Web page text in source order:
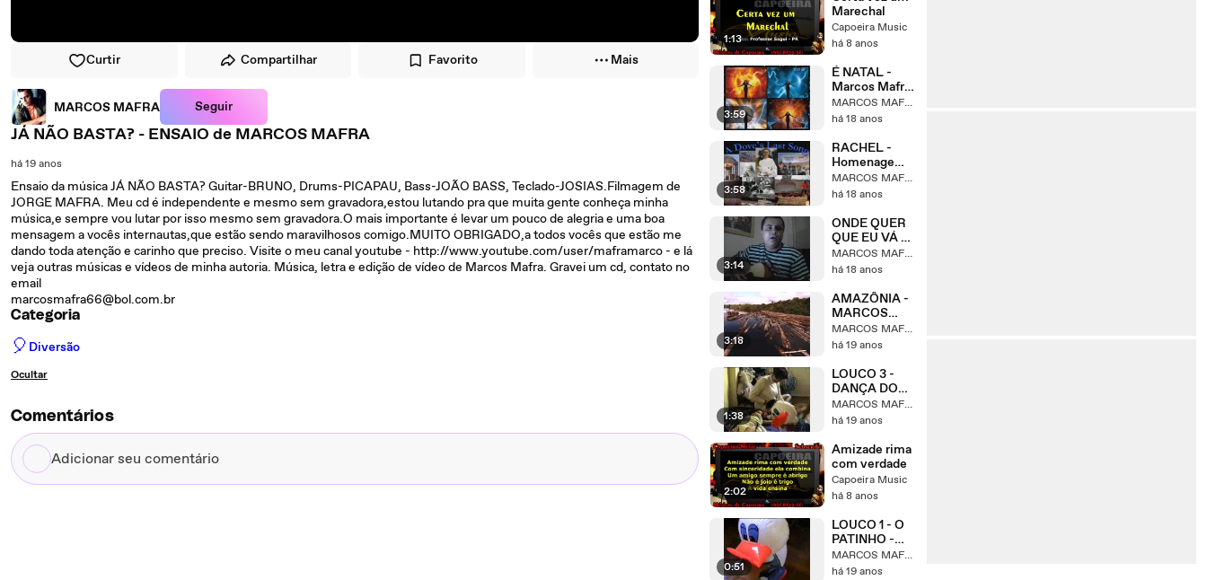
Curtir Compartilhar Favorito Mais
MARCOS MAFRA Seguir
JÁ NÃO BASTA? - ENSAIO de MARCOS MAFRA
há 19 anos
Ensaio da música JÁ NÃO BASTA? Guitar-BRUNO, Drums-PICAPAU, Bass-JOÃO BASS, Teclado-JOSIAS.Filmagem de
JORGE MAFRA. Meu cd é independente e mesmo sem gravadora,estou lutando pra que muita gente conheça minha
música,e sempre vou lutar por isso mesmo sem gravadora.O mais importante é levar um pouco de alegria e uma boa
mensagem a vocês internautas,que estão sendo maravilhosos comigo.MUITO OBRIGADO,a todos vocês que estão me
dando toda atenção e carinho que preciso. Visite o meu canal youtube - http://www.youtube.com/user/maframarco - e lá
veja outras músicas e vídeos de minha autoria. Música, letra e edição de vídeo de Marcos Mafra. Gravei um cd, contato no
email
marcosmafra66@bol.com.br
Categoria
🎈 Diversão
Ocultar
Comentários
Adicionar
seu
1:13
Marechal
Capoeira Music
há 8 anos
3:59
É NATAL -
Marcos Mafra
- 2008
MARCOS MAFRA
há 18 anos
3:58
RACHEL -
Homenagem à
RACHEL
CORRIE -
MARCOS MAFRA
há 18 anos
3:14
ONDE QUER
QUE EU VÁ -
Marcos Mafra
- 2008
MARCOS MAFRA
há 18 anos
3:18
AMAZÔNIA -
MARCOS
MAFRA -
2007
MARCOS MAFRA
há 19 anos
1:38
LOUCO 3 -
DANÇA DO
PATINHO -
DUCK DANCE
MARCOS MAFRA
há 19 anos
2:02
Amizade rima
com verdade
Capoeira Music
há 8 anos
0:51
LOUCO 1 - O
PATINHO -
CRAZY1-
LITTLE DUCK
MARCOS MAFRA
há 19 anos